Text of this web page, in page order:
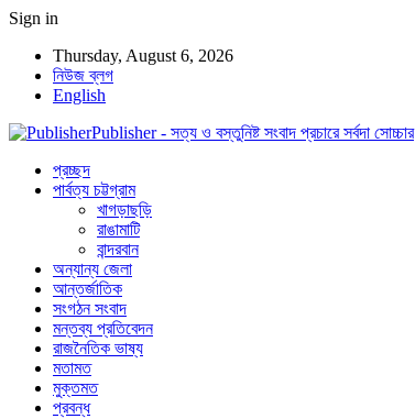
Sign in
Thursday, August 6, 2026
নিউজ ব্লগ
English
Publisher - সত্য ও বস্তুনিষ্ট সংবাদ প্রচারে সর্বদা সোচ্চার
প্রচ্ছদ
পার্বত্য চট্টগ্রাম
খাগড়াছড়ি
রাঙামাটি
বান্দরবান
অন্যান্য জেলা
আন্তর্জাতিক
সংগঠন সংবাদ
মন্তব্য প্রতিবেদন
রাজনৈতিক ভাষ্য
মতামত
মুক্তমত
প্রবন্ধ